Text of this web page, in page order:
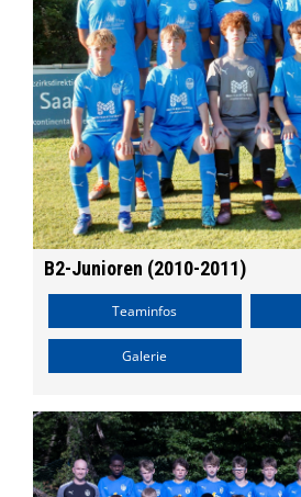
B2-Junioren (2010-2011)
Teaminfos
Galerie